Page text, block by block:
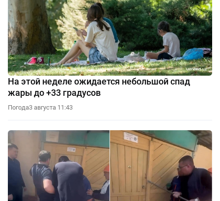
На этой неделе ожидается небольшой спад
жары до +33 градусов
Погода3 августа 11:43